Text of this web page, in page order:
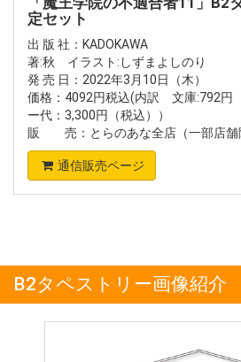
定セット
出 版 社：KADOKAWA
著:秋 イラスト:しずまよしのり
発 売 日：2022年3月10日（木）
価格：4092円税込(内訳 文庫:792円
ー代：3,300円（税込））
販 売：とらのあな全店（一部店舗
通信販売ページ
B2タペストリー画像紹介